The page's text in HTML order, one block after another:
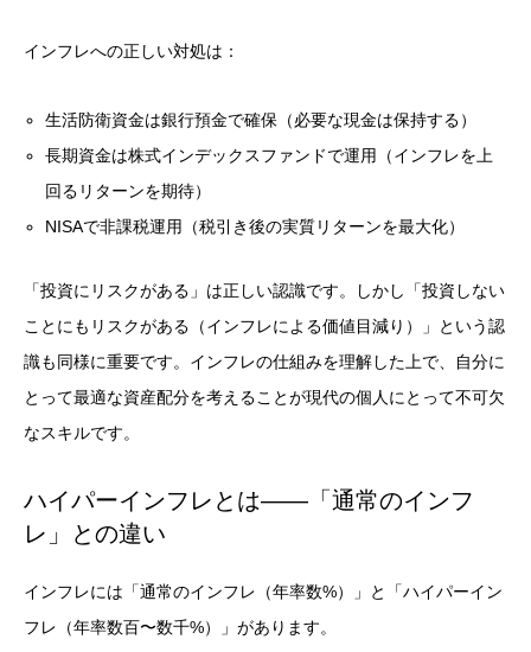
インフレへの正しい対処は：
生活防衛資金は銀行預金で確保（必要な現金は保持する）
長期資金は株式インデックスファンドで運用（インフレを上
回るリターンを期待）
NISAで非課税運用（税引き後の実質リターンを最大化）
「投資にリスクがある」は正しい認識です。しかし「投資しない
ことにもリスクがある（インフレによる価値目減り）」という認
識も同様に重要です。インフレの仕組みを理解した上で、自分に
とって最適な資産配分を考えることが現代の個人にとって不可欠
なスキルです。
ハイパーインフレとは——「通常のインフ
レ」との違い
インフレには「通常のインフレ（年率数%）」と「ハイパーイン
フレ（年率数百〜数千%）」があります。